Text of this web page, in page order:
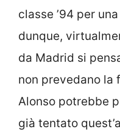
classe ’94 per
dunque,
da Madrid si
non prevedano la
Alonso potrebbe
già tentato